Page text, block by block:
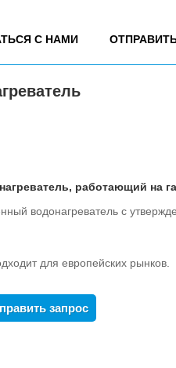
С НАМИ
работающий на
водонагреватель с
для европейских рынков.
управлением, легкое
запрос